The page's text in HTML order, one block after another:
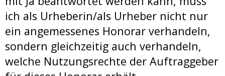
ich als Urheberin/als Urheber nicht nur
ein angemessenes Honorar verhandeln,
sondern gleichzeitig auch verhandeln,
welche Nutzungsrechte der Auftraggeber